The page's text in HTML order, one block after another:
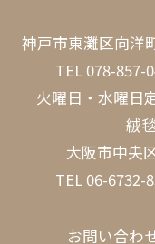
神戸市東灘区向洋
TEL 078-857-
火曜日・水曜日
絨
大阪市中央
TEL 06-6732-
お問い合わ